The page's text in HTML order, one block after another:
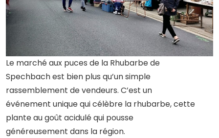
Le marché aux puces de la Rhubarbe de
Spechbach est bien plus qu’un simple
rassemblement de vendeurs. C’est un
événement unique qui célèbre la rhubarbe, cette
plante au goût acidulé qui pousse
généreusement dans la région.